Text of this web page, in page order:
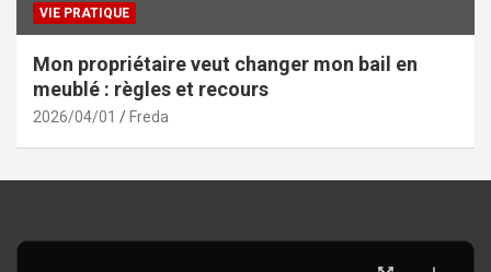
VIE PRATIQUE
Mon propriétaire veut changer mon bail en
meublé : règles et recours
2026/04/01 Freda